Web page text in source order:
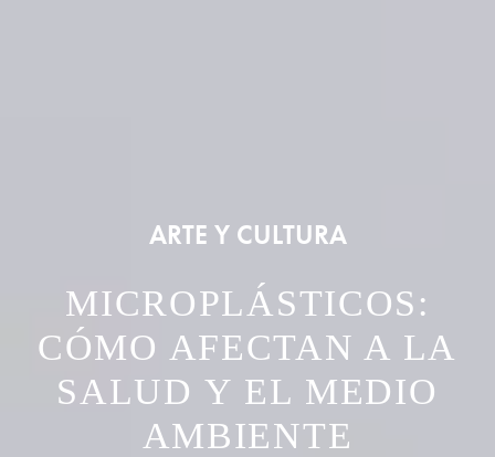
ARTE Y CULTURA
MICROPLÁSTICOS:
CÓMO AFECTAN A LA
SALUD Y EL MEDIO
AMBIENTE